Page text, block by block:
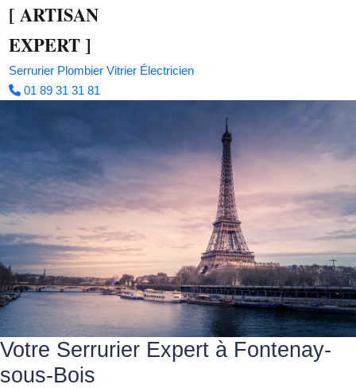
[ ARTISAN
EXPERT]
Serrurier Plombier Vitrier Électricien
01 89 31 31 81
Votre Serrurier Expert à Fontenay-
sous-Bois